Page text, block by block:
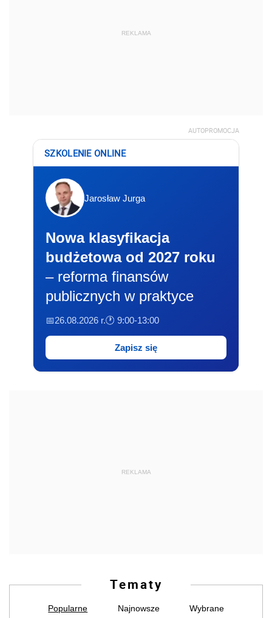
REKLAMA
AUTOPROMOCJA
SZKOLENIE ONLINE
Jarosław Jurga
Nowa klasyfikacja
budżetowa od 2027 roku
– reforma finansów
publicznych w praktyce
📅26.08.2026 r.🕐 9:00-13:00
Zapisz się
REKLAMA
Tematy
Popularne Najnowsze Wybrane